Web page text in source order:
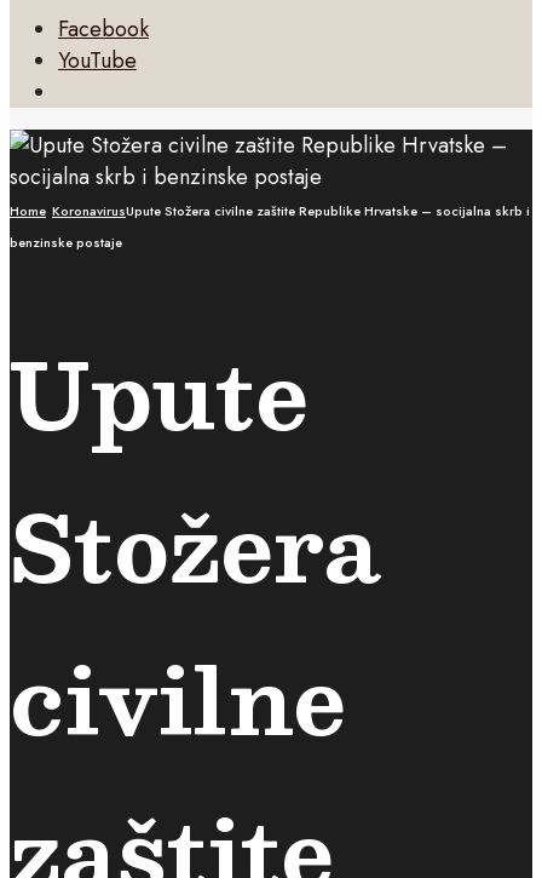
Facebook
YouTube
Search
Window
Home KoronavirusUpute Stožera civilne zaštite Republike Hrvatske – socijalna skrb i
benzinske postaje
Upute
Stožera
civilne